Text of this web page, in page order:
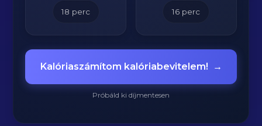
18 perc 16 perc
Kalóriaszámítom kalóriabevitelem! →
Próbáld ki díjmentesen